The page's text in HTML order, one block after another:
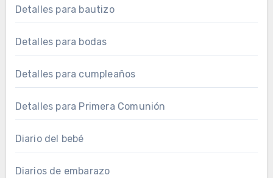
Detalles para bautizo
Detalles para bodas
Detalles para cumpleaños
Detalles para Primera Comunión
Diario del bebé
Diarios de embarazo